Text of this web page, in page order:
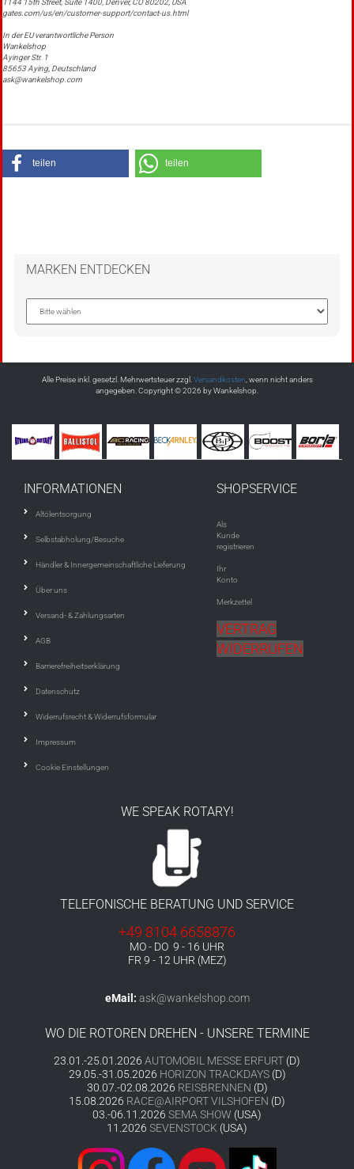
1144 15th Street, Suite 1400, Denver, CO 80202, USA
gates.com/us/en/customer-support/contact-us.html
In der EU verantwortliche Person
Wankelshop
Ayinger Str. 1
85653 Aying, Deutschland
ask@wankelshop.com
teilen teilen
MARKEN ENTDECKEN
Alle Preise inkl. gesetzl. Mehrwertsteuer zzgl. Versandkosten , wenn nicht anders
angegeben. Copyright © 2026 by Wankelshop.
INFORMATIONEN
Altölentsorgung
Selbstabholung/Besuche
Händler & Innergemeinschaftliche Lieferung
Über uns
Versand- & Zahlungsarten
AGB
Barrierefreiheitserklärung
Datenschutz
Widerrufsrecht & Widerrufsformular
Impressum
Cookie Einstellungen
SHOPSERVICE
Als
Kunde
registrieren
Ihr
Konto
Merkzettel
VERTRAG
WIDERRUFEN
WE SPEAK ROTARY!
TELEFONISCHE BERATUNG UND SERVICE
+49 8104 6658876
MO - DO 9 - 16 UHR
FR 9 - 12 UHR (MEZ)
eMail: ask@wankelshop.com
WO DIE ROTOREN DREHEN - UNSERE TERMINE
23.01.-25.01.2026 AUTOMOBIL MESSE ERFURT (D)
29.05.-31.05.2026 HORIZON TRACKDAYS(D)
30.07.-02.08.2026 REISBRENNEN (D)
15.08.2026 RACE@AIRPORT VILSHOFEN (D)
03.-06.11.2026 SEMA SHOW (USA)
11.2026 SEVENSTOCK (USA)